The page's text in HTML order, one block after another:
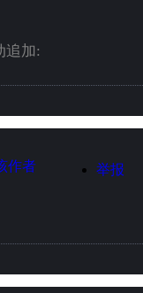
追加:
作者 举报